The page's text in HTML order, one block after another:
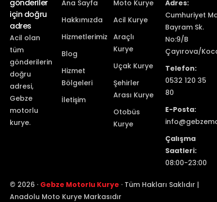
gönderiler
için doğru
adres
Acil olan
tüm
gönderilerin
doğru
adresi,
Gebze
motorlu
kurye.
Ana Sayfa
Hakkımızda
Hizmetlerimiz
Blog
Hizmet
Bölgeleri
İletişim
Moto Kurye
Acil Kurye
Araçlı
Kurye
Uçak Kurye
Şehirler
Arası Kurye
Otobüs
Kurye
Adres:
Cumhuriyet
Bayram Sk.
No:9/B
Çayırova/
Telefon:
0532 120 35
80
E-Posta:
Çalışma
Saatleri:
08:00-23:00
© 2026 · Gebze Motorlu Kurye · Tüm Hakları Saklıdır |
Anadolu Moto Kurye Markasıdır